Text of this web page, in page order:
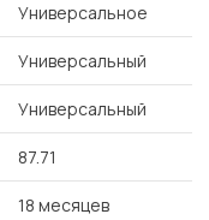
Универсальное
Универсальный
Универсальный
87.71
18 месяцев